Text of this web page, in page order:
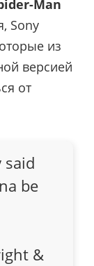
Man
Sony
из
версией
от
said
be
&